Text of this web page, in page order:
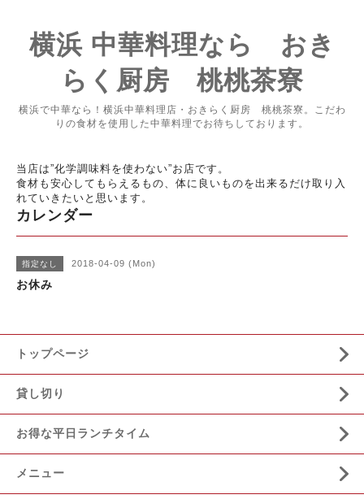
横浜 中華料理なら おき
らく厨房 桃桃茶寮
横浜で中華なら！横浜中華料理店・おきらく厨房 桃桃茶寮。こだわ
りの食材を使用した中華料理でお待ちしております。
当店は”化学調味料を使わない”お店です。
食材も安心してもらえるもの、体に良いものを出来るだけ取り入
れていきたいと思います。
カレンダー
指定なし 2018-04-09 (Mon)
お休み
トップページ
貸し切り
お得な平日ランチタイム
メニュー